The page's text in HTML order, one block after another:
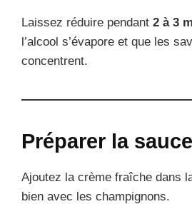
Laissez réduire pendant 2 à 3
l’alcool s’évapore et que les
concentrent.
Préparer la
Ajoutez la crème fraîche dans
bien avec les champignons.